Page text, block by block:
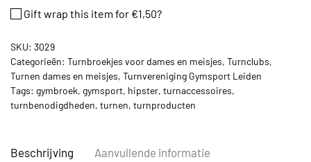
aantalGift wrap this item for €1,50?
SKU: 3029
Categorieën: Turnbroekjes voor dames en meisjes, Turnclubs,
Turnen dames en meisjes, Turnvereniging Gymsport Leiden
Tags: gymbroek, gymsport, hipster, turnaccessoires,
turnbenodigdheden, turnen, turnproducten
Beschrijving Aanvullende informatie